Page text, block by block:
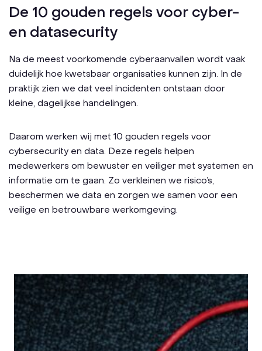
De 10 gouden regels voor cyber-
en datasecurity
Na de meest voorkomende cyberaanvallen wordt vaak
duidelijk hoe kwetsbaar organisaties kunnen zijn. In de
praktijk zien we dat veel incidenten ontstaan door
kleine, dagelijkse handelingen.
Daarom werken wij met 10 gouden regels voor
cybersecurity en data. Deze regels helpen
medewerkers om bewuster en veiliger met systemen en
informatie om te gaan. Zo verkleinen we risico’s,
beschermen we data en zorgen we samen voor een
veilige en betrouwbare werkomgeving.